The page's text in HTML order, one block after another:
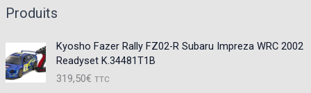
Produits
Kyosho Fazer Rally FZ02-R Subaru Impreza WRC 2002
Readyset K.34481T1B
319,50€ TTC